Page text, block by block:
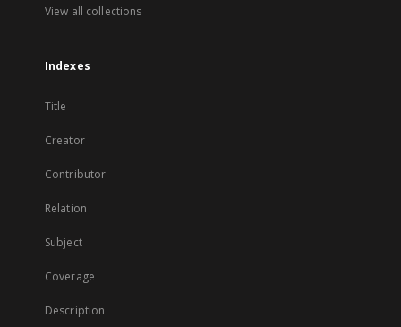
View all collections
Indexes
Title
Creator
Contributor
Relation
Subject
Coverage
Description